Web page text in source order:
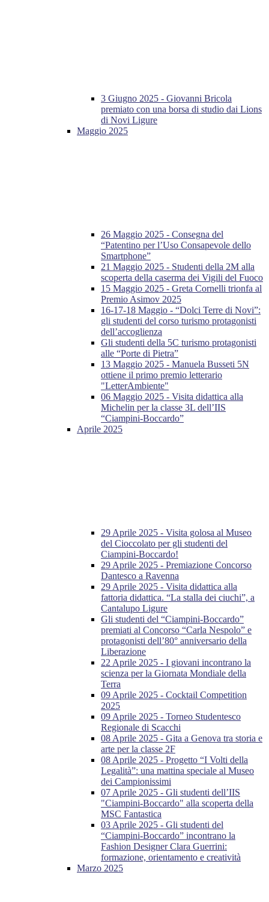
3 Giugno 2025 - Giovanni Bricola
premiato con una borsa di studio dai Lions
di Novi Ligure
Maggio 2025
26 Maggio 2025 - Consegna del
“Patentino per l’Uso Consapevole dello
Smartphone”
21 Maggio 2025 - Studenti della 2M alla
scoperta della caserma dei Vigili del Fuoco
15 Maggio 2025 - Greta Cornelli trionfa al
Premio Asimov 2025
16-17-18 Maggio - “Dolci Terre di Novi”:
gli studenti del corso turismo protagonisti
dell’accoglienza
Gli studenti della 5C turismo protagonisti
alle “Porte di Pietra”
13 Maggio 2025 - Manuela Busseti 5N
ottiene il primo premio letterario
"LetterAmbiente"
06 Maggio 2025 - Visita didattica alla
Michelin per la classe 3L dell’IIS
“Ciampini-Boccardo”
Aprile 2025
29 Aprile 2025 - Visita golosa al Museo
del Cioccolato per gli studenti del
Ciampini-Boccardo!
29 Aprile 2025 - Premiazione Concorso
Dantesco a Ravenna
29 Aprile 2025 - Visita didattica alla
fattoria didattica. “La stalla dei ciuchi”, a
Cantalupo Ligure
Gli studenti del “Ciampini-Boccardo”
premiati al Concorso “Carla Nespolo” e
protagonisti dell’80° anniversario della
Liberazione
22 Aprile 2025 - I giovani incontrano la
scienza per la Giornata Mondiale della
Terra
09 Aprile 2025 - Cocktail Competition
2025
09 Aprile 2025 - Torneo Studentesco
Regionale di Scacchi
08 Aprile 2025 - Gita a Genova tra storia e
arte per la classe 2F
08 Aprile 2025 - Progetto “I Volti della
Legalità”: una mattina speciale al Museo
dei Campionissimi
07 Aprile 2025 - Gli studenti dell’IIS
"Ciampini-Boccardo" alla scoperta della
MSC Fantastica
03 Aprile 2025 - Gli studenti del
“Ciampini-Boccardo” incontrano la
Fashion Designer Clara Guerrini:
formazione, orientamento e creatività
Marzo 2025